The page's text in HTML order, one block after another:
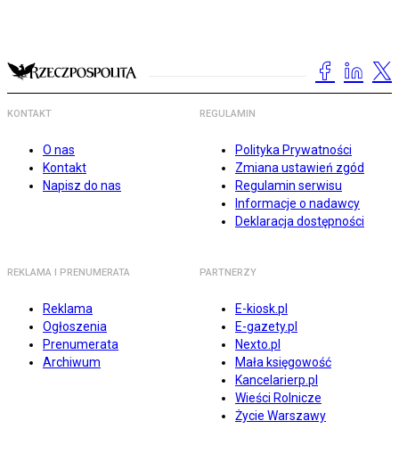
KONTAKT
O nas
Kontakt
Napisz do nas
REGULAMIN
Polityka Prywatności
Zmiana ustawień zgód
Regulamin serwisu
Informacje o nadawcy
Deklaracja dostępności
REKLAMA I PRENUMERATA
Reklama
Ogłoszenia
Prenumerata
Archiwum
PARTNERZY
E-kiosk.pl
E-gazety.pl
Nexto.pl
Mała księgowość
Kancelarierp.pl
Wieści Rolnicze
Życie Warszawy